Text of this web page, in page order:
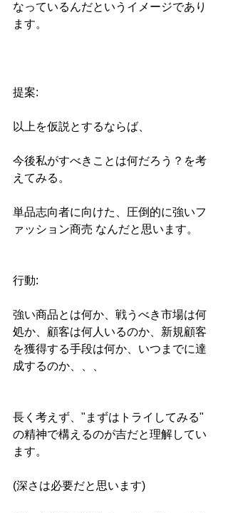
なっているんだというイメージであり
ます。
提案:
以上を仮説とするならば、
今後私がすべきことは何だろう？を考
えてみる。
単品志向者に向けた、圧倒的に強いフ
ァッション商売 なんだと思います。
行動:
強い商品とは何か、戦うべき市場は何
処か、顧客は何人いるのか、新規顧客
を獲得する手段は何か、いつまでに達
成するのか、、、
長く考えず、"まずはトライしてみる"
の精神で構えるのが吉だと理解してい
ます。
(深さは必要だと思います)